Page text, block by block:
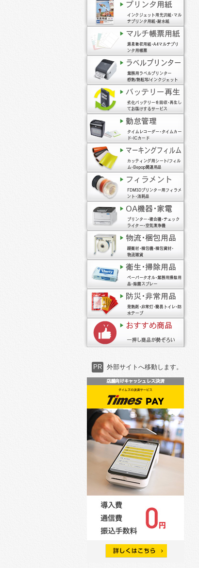
PR 外部サイトへ移動します。